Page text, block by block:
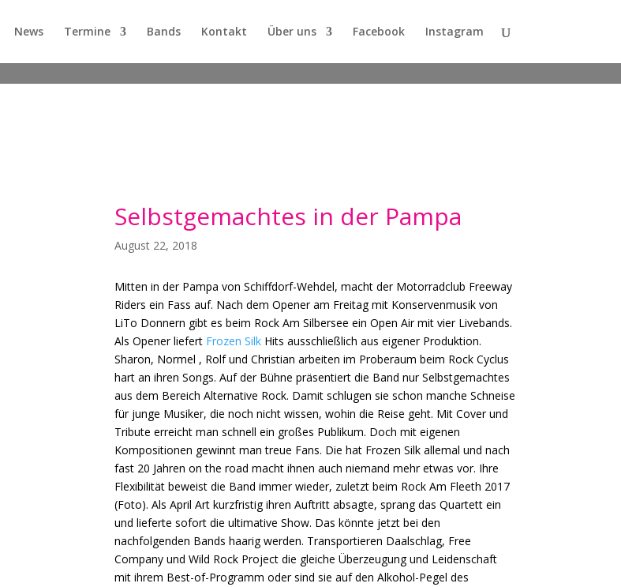
News Termine Bands Kontakt Über uns Facebook Instagram
Selbstgemachtes in der Pampa
August 22, 2018
Mitten in der Pampa von Schiffdorf-Wehdel, macht der Motorradclub Freeway
Riders ein Fass auf. Nach dem Opener am Freitag mit Konservenmusik von
LiTo Donnern gibt es beim Rock Am Silbersee ein Open Air mit vier Livebands.
Als Opener liefert Frozen SilkHits ausschließlich aus eigener Produktion.
Sharon, Normel , Rolf und Christian arbeiten im Proberaum beim Rock Cyclus
hart an ihren Songs. Auf der Bühne präsentiert die Band nur Selbstgemachtes
aus dem Bereich Alternative Rock. Damit schlugen sie schon manche Schneise
für junge Musiker, die noch nicht wissen, wohin die Reise geht. Mit Cover und
Tribute erreicht man schnell ein großes Publikum. Doch mit eigenen
Kompositionen gewinnt man treue Fans. Die hat Frozen Silk allemal und nach
fast 20 Jahren on the road macht ihnen auch niemand mehr etwas vor. Ihre
Flexibilität beweist die Band immer wieder, zuletzt beim Rock Am Fleeth 2017
(Foto). Als April Art kurzfristig ihren Auftritt absagte, sprang das Quartett ein
und lieferte sofort die ultimative Show. Das könnte jetzt bei den
nachfolgenden Bands haarig werden. Transportieren Daalschlag, Free
Company und Wild Rock Project die gleiche Überzeugung und Leidenschaft
mit ihrem Best-of-Programm oder sind sie auf den Alkohol-Pegel des